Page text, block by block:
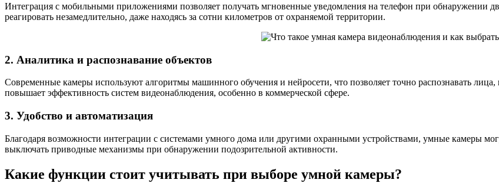
Интеграция с мобильными приложениями позволяет получать мгновенные уведомления на телефон при обнаружении
реагировать незамедлительно, даже находясь за сотни километров от охраняемой территории.
2. Аналитика и распознавание объектов
Современные камеры используют алгоритмы машинного обучения и нейросети, что позволяет точно распознавать
повышает эффективность систем видеонаблюдения, особенно в коммерческой сфере.
3. Удобство и автоматизация
Благодаря возможности интеграции с системами умного дома или другими охранными устройствами, умные камеры
выключать приводные механизмы при обнаружении подозрительной активности.
Какие функции стоит учитывать при выборе умной камеры?